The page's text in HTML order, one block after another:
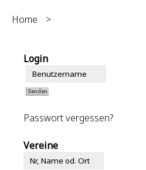
Home >
Login
Passwort vergessen?
Vereine